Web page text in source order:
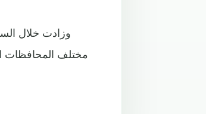
وزادت خلال
مختلف المحافظات